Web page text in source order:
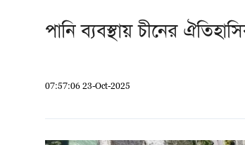
পানি ব্যবস্থায় চীনের
07:57:06 23-Oct-2025